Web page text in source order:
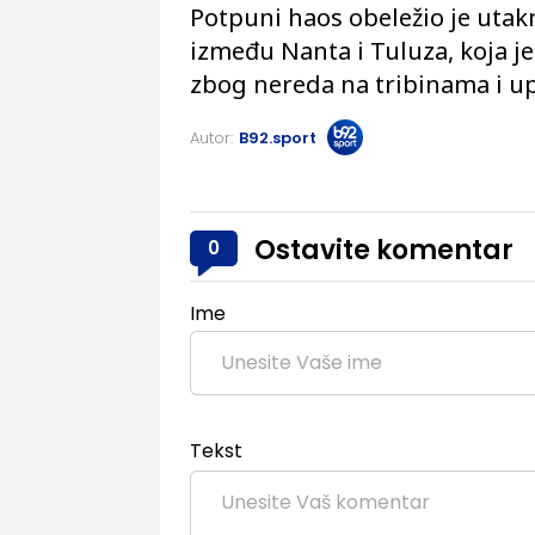
Potpuni haos obeležio je
između Nanta i Tuluza, koja
zbog nereda na tribinama i
Autor: B92.sport
0 Ostavite komentar
Ime
Tekst